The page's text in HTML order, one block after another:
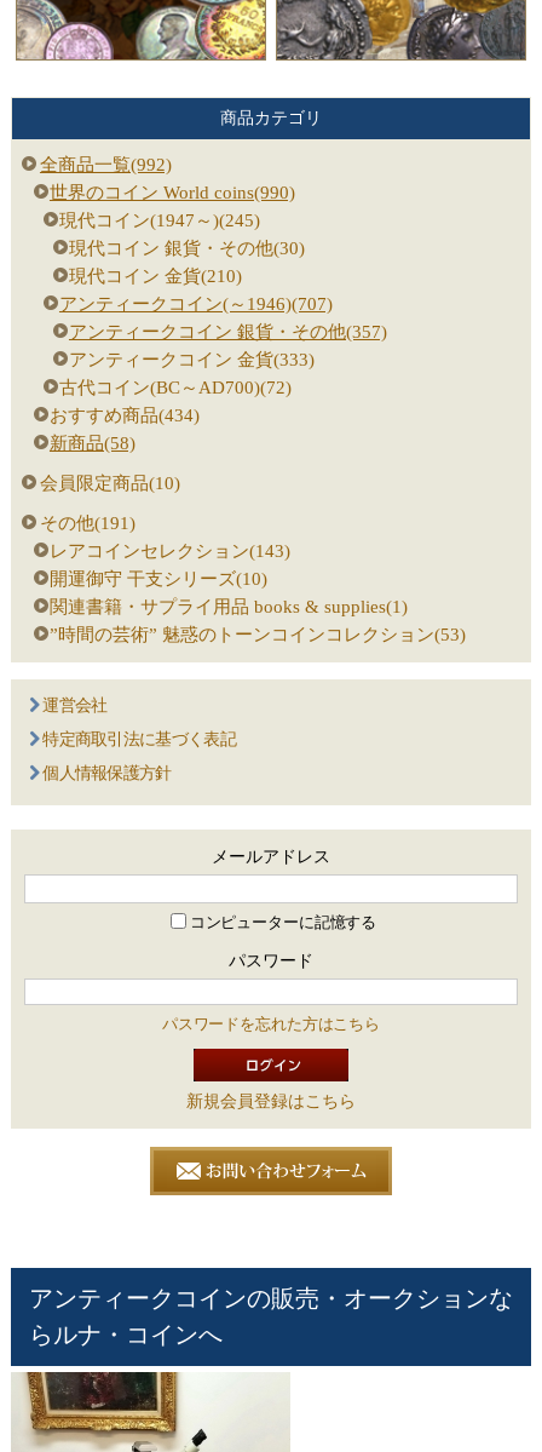
商品カテゴリ
全商品一覧(992)
世界のコイン World coins(990)
現代コイン(1947～)(245)
現代コイン 銀貨・その他(30)
現代コイン 金貨(210)
アンティークコイン(～1946)(707)
アンティークコイン 銀貨・その他(357)
アンティークコイン 金貨(333)
古代コイン(BC～AD700)(72)
おすすめ商品(434)
新商品(58)
会員限定商品(10)
その他(191)
レアコインセレクション(143)
開運御守 干支シリーズ(10)
関連書籍・サプライ用品 books & supplies(1)
”時間の芸術” 魅惑のトーンコインコレクション(53)
運営会社
特定商取引法に基づく表記
個人情報保護方針
メールアドレス
コンピューターに記憶する
パスワード
パスワードを忘れた方はこちら
新規会員登録はこちら
アンティークコインの販売・オークションな
らルナ・コインへ